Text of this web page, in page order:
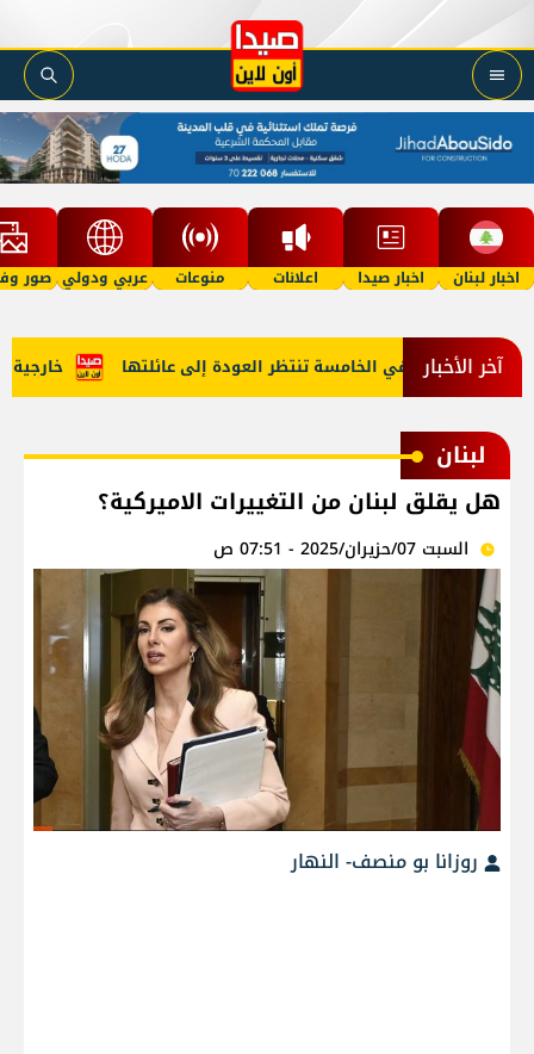
اخبار لبنان اخبار صيدا اعلانات منوعات عربي ودولي صور
آخر الأخبار خارجية طفلة في الخامسة تنتظر العودة إلى عائلتها
لبنان
هل يقلق لبنان من التغييرات الاميركية؟
السبت 07/حزيران/2025 - 07:51 ص
روزانا بو منصف- النهار